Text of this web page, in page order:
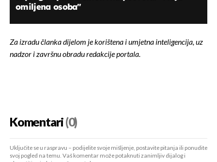
omiljena osoba"
Za izradu članka dijelom je korištena i umjetna inteligencija, uz
nadzor i završnu obradu redakcije portala.
Komentari(0)
Uključite se u raspravu – podijelite svoje mišljenje, postavite pitanja ili ponudite
svoj pogled na temu. Vaš komentar može potaknuti zanimljiv dijalog i